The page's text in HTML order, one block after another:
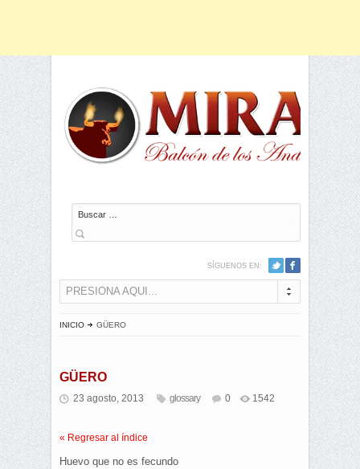
Buscar
SÍGUENOS EN:
PRESIONA AQUI...
INICIO GÜERO
GÜERO
23 agosto, 2013 glossary 0 1542
« Regresar al índice
Huevo que no es fecundo